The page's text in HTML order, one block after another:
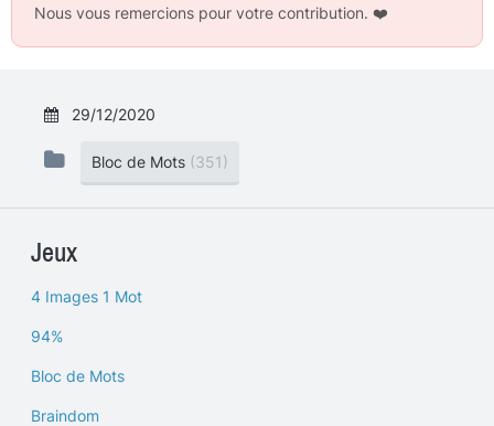
Nous vous remercions pour votre contribution. ❤️
29/12/2020
Bloc de Mots (351)
Jeux
4 Images 1 Mot
94%
Bloc de Mots
Braindom